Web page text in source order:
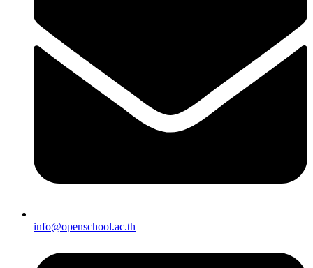
info@openschool.ac.th​